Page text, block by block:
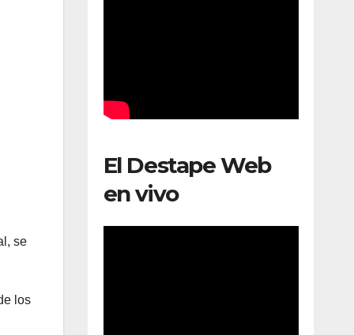
se
los
El Destape Web
en vivo